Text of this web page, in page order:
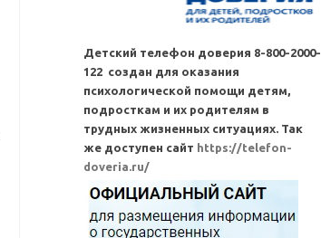
Детский телефон доверия 8-800-2000-
122 создан для оказания
психологической помощи детям,
подросткам и их родителям в
трудных жизненных ситуациях. Так
же доступен сайт https://telefon-
doveria.ru/